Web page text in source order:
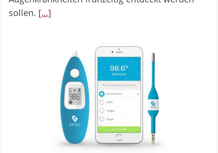
sollen. […]